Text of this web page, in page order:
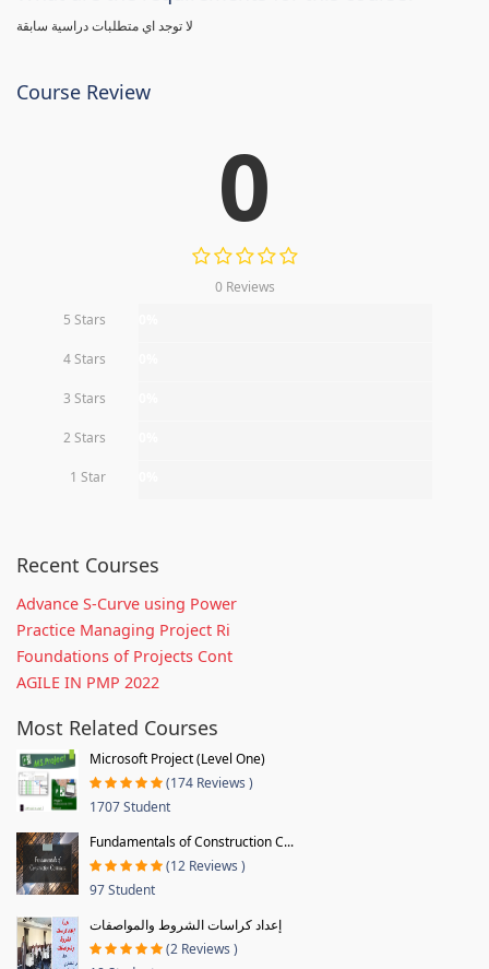
لا توجد اي متطلبات دراسية سابقة
Course Review
0
0 Reviews
5 Stars
4 Stars
3 Stars
2 Stars
1 Star
Recent Courses
Advance S-Curve using Power
Practice Managing Project Ri
Foundations of Projects Cont
AGILE IN PMP 2022
Most Related Courses
Microsoft Project (Level One)
(174 Reviews )
1707 Student
Fundamentals of Construction C...
(12 Reviews )
97 Student
إعداد كراسات الشروط والمواصفات
(2 Reviews )